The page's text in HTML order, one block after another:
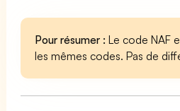
Pour résumer : Le code NAF
les mêmes codes. Pas de